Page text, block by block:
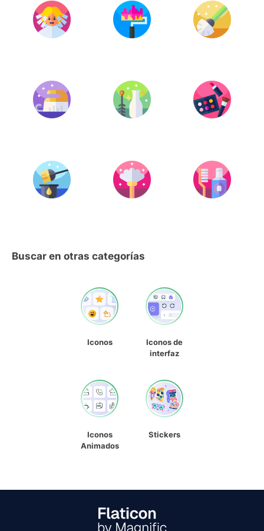
Buscar en otras categorías
Iconos
Iconos de
interfaz
Iconos
Animados
Stickers